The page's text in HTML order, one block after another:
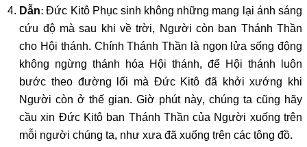
Dẫn: Đức Kitô Phục sinh không những mang lại ánh sáng
cứu độ mà sau khi về trời, Người còn ban Thánh Thần
cho Hội thánh. Chính Thánh Thần là ngọn lửa sống động
không ngừng thánh hóa Hội thánh, để Hội thánh luôn
bước theo đường lối mà Đức Kitô đã khởi xướng khi
Người còn ở thế gian. Giờ phút này, chúng ta cũng hãy
cầu xin Đức Kitô ban Thánh Thần của Người xuống trên
mỗi người chúng ta, như xưa đã xuống trên các tông đồ.